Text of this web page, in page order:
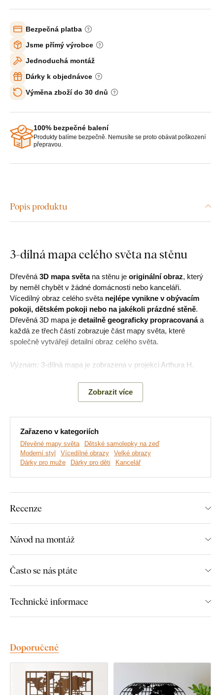
Bezpečná platba
Jsme přímý výrobce
Jednoduchá montáž
Dárky k objednávce
Výměna zboží do 30 dnů
100% bezpečné balení
Produkty balíme bezpečně. Nemusíte se proto obávat poškození
přepravou.
Popis produktu
3-dílná mapa celého světa na stěnu
Dřevěná 3D mapa světana stěnu je originální obraz, který
by neměl chybět v žádné domácnosti nebo kanceláři.
Vícedílný obraz celého světa nejlépe vynikne v obývacím
pokoji, dětském pokoji nebo na jakékoli prázdné stěně.
Dřevěná 3D mapa je detailně geograficky propracovanáa
každá ze třech částí zobrazuje část mapy světa, které
společně vytvářejí detailní obraz celého světa.
Význam: 3-dílná mapa je zobrazena v projekci Arthura H.
Originální dřevěný obraz
Skvěle se hodí do moderního obývacího pokoje
Rozměry jednotlivých částí výrobku:
obrazu 68x83 cm.
Montáž, kterou zvládne každý:
Instalace dekorace je opravdu snadná :) Pro zavěšení
doporučujeme použít pěnovou lepicí pásku nebo malé hřebíky.
Zobrazit více
Zařazeno v kategoriích
Dřevěné mapy světa
Dětské samolepky na zeď
Moderní styl
Vícedílné obrazy
Velké obrazy
Dárky pro muže
Dárky pro děti Kancelář
Recenze
Návod na montáž
Často se nás ptáte
Technické informace
Doporučené